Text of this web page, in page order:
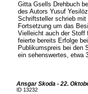
Gitta Gsells Drehbuch
des Autors Yusuf
Schriftsteller schrieb mit
Fortsetzung um das
Vielleicht auch der Stoff
feierte bereits Erfolge
Publikumspreis bei den
ein sehenswertes, etwa
Ansgar Skoda - 22.
ID 13232